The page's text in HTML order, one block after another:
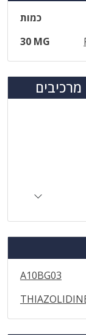
כמות
30 MG
A10BG03